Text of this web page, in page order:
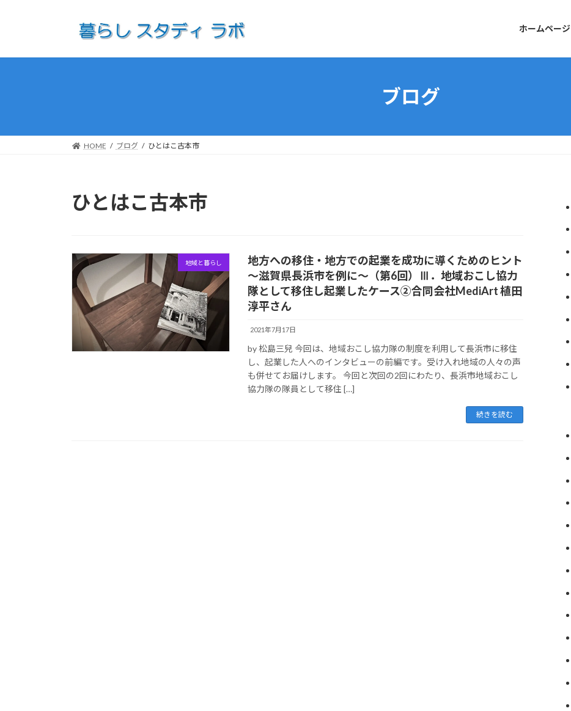
プ
動
ホームページ
ブログ
HOME ブログ ひとはこ古本市
ひとはこ古本市
地域と暮らし
地方への移住・地方での起業を成功に導くためのヒント
～滋賀県長浜市を例に～（第6回）Ⅲ．地域おこし協力
隊として移住し起業したケース②合同会社MediArt 植田
淳平さん
2021年7月17日
by 松島三兒 今回は、地域おこし協力隊の制度を利用して長浜市に移住
し、起業した人へのインタビューの前編です。受け入れ地域の人々の声
も併せてお届けします。 今回と次回の2回にわたり、長浜市地域おこし
協力隊の隊員として移住 […]
続きを読む